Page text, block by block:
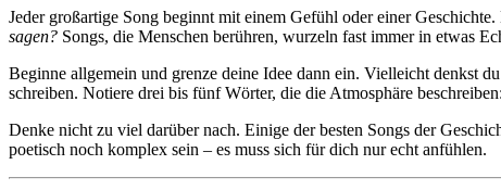
Jeder großartige Song beginnt mit einem Gefühl oder einer
sagen? Songs, die Menschen berühren, wurzeln fast immer in etwas
Beginne allgemein und grenze deine Idee dann ein. Vielleicht denkst
schreiben. Notiere drei bis fünf Wörter, die die Atmosphäre
Denke nicht zu viel darüber nach. Einige der besten Songs der
poetisch noch komplex sein – es muss sich für dich nur echt anfühlen.